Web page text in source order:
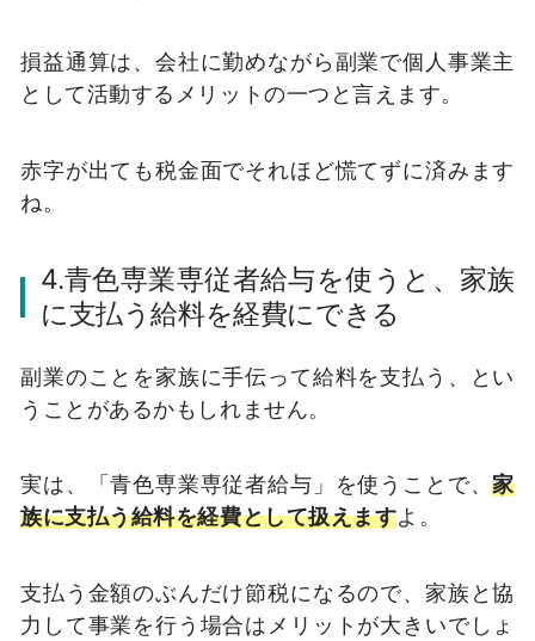
損益通算は、会社に勤めながら副業で個人事業主
として活動するメリットの一つと言えます。
赤字が出ても税金面でそれほど慌てずに済みます
ね。
4.青色専業専従者給与を使うと、家族
に支払う給料を経費にできる
副業のことを家族に手伝って給料を支払う、とい
うことがあるかもしれません。
実は、「青色専業専従者給与」を使うことで、家
族に支払う給料を経費として扱えますよ。
支払う金額のぶんだけ節税になるので、家族と協
力して事業を行う場合はメリットが大きいでしょ